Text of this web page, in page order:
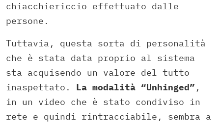
chiacchiericcio effettuato dalle
persone.
Tuttavia, questa sorta di personalità
che è stata data proprio al sistema
sta acquisendo un valore del tutto
inaspettato. La modalità “Unhinged” ,
in un video che è stato condiviso in
rete e quindi rintracciabile, sembra a